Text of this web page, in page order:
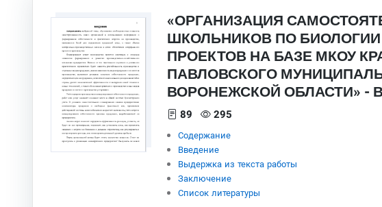
«ОРГАНИЗАЦИЯ
ШКОЛЬНИКОВ ПО
ПРОЕКТОВ НА БАЗЕ МКОУ
ПАВЛОВСКОГО
ВОРОНЕЖСКОЙ ОБЛАСТИ» -
89 295
Содержание
Введение
Выдержка из текста работы
Заключение
Список литературы